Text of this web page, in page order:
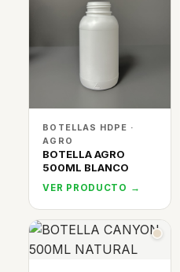
BOTELLAS HDPE ·
AGRO
BOTELLA AGRO
500ML BLANCO
VER PRODUCTO →